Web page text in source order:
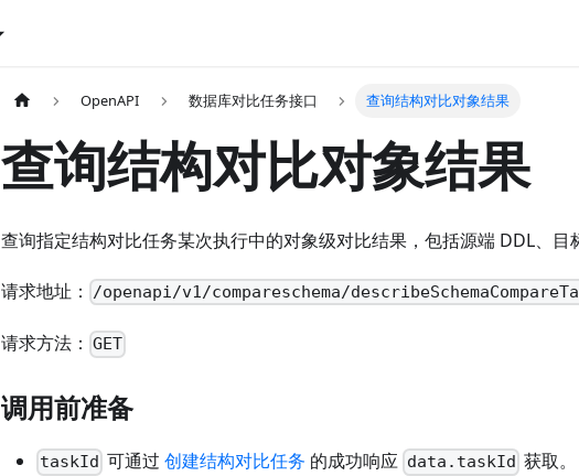
OpenAPI 数据库对比任务接口 查询结构对比对象结果
查询结构对比对象结果
查询指定结构对比任务某次执行中的对象级对比结果，包括源端 DDL、目
请求地址： /openapi/v1/compareschema/
请求方法： GET
调用前准备
taskId 可通过创建结构对比任务 的成功响应 data.taskId 获取。